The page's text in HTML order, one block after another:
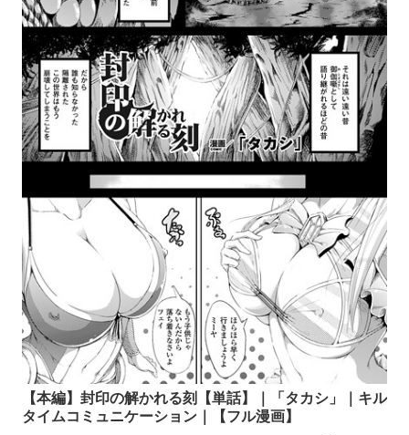
【本編】封印の解かれる刻【単話】｜「タカシ」｜キル
タイムコミュニケーション｜【フル漫画】